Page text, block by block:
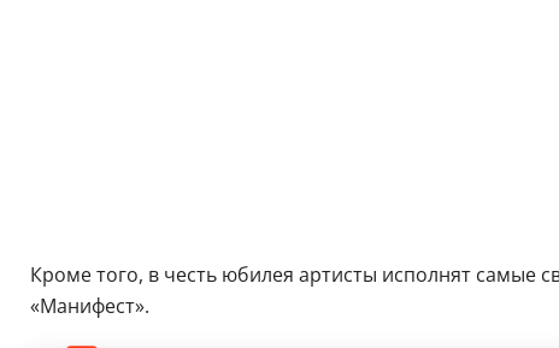
Кроме того, в честь юбилея артисты исполнят самые
«Манифест».